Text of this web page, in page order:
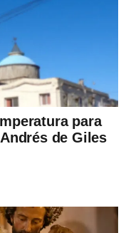
para
de Giles